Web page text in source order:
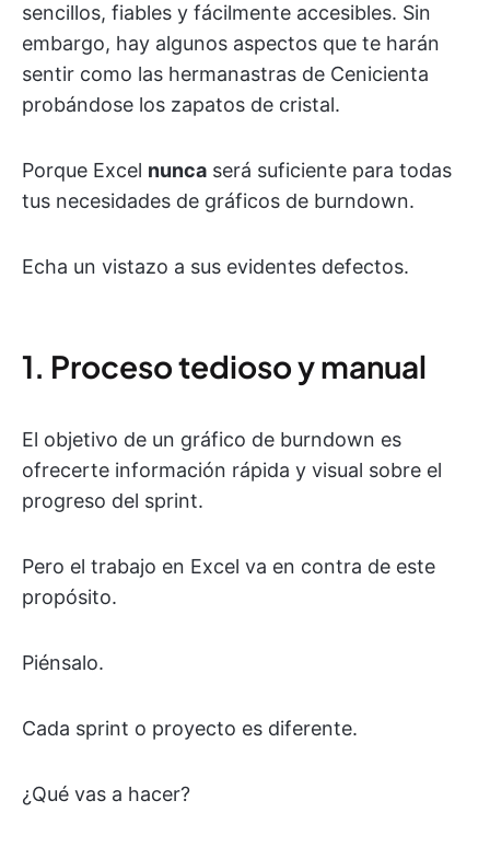
sencillos, fiables y fácilmente accesibles. Sin
embargo, hay algunos aspectos que te harán
sentir como las hermanastras de Cenicienta
probándose los zapatos de cristal.
Porque Excel nunca será suficiente para todas
tus necesidades de gráficos de burndown.
Echa un vistazo a sus evidentes defectos.
1. Proceso tedioso y manual
El objetivo de un gráfico de burndown es
ofrecerte información rápida y visual sobre el
progreso del sprint.
Pero el trabajo en Excel va en contra de este
propósito.
Piénsalo.
Cada sprint o proyecto es diferente.
¿Qué vas a hacer?